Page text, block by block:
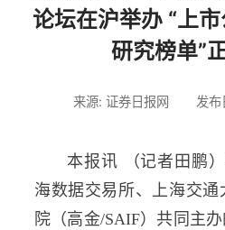
论坛在沪举办 “上
研究榜单”
来源: 证券日报网 发
本报讯 （记者田鹏
海数据交易所、上海交
院（高金/SAIF）共同主